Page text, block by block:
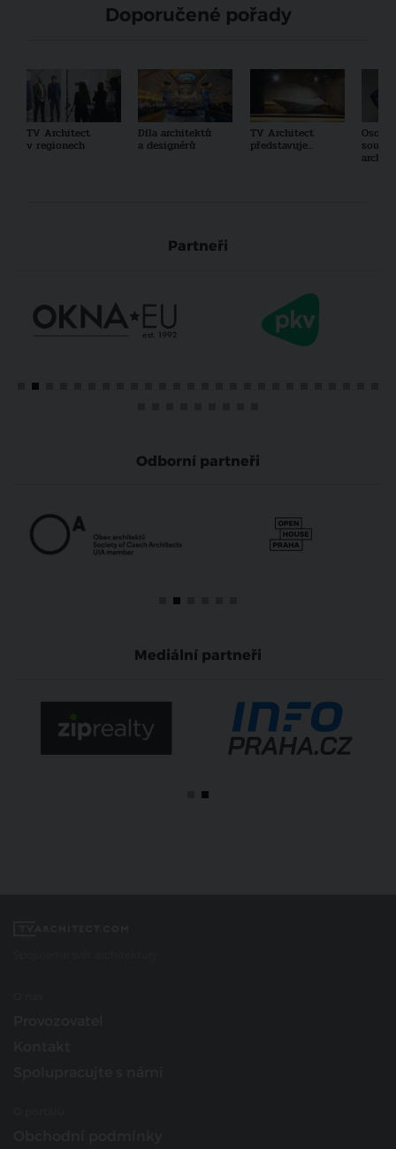
Doporučené pořady
TV Architect
v regionech
Díla architektů
a designérů
TV Architect
představuje...
Partneři
Odborní partneři
Mediální partneři